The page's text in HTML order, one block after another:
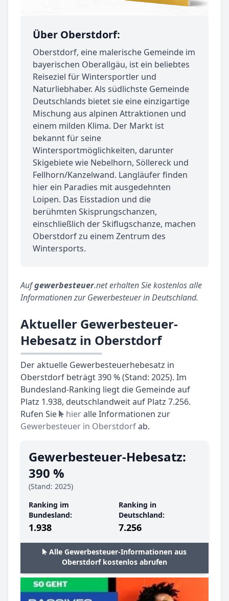
Über Oberstdorf:
Oberstdorf, eine malerische Gemeinde im
bayerischen Oberallgäu, ist ein beliebtes
Reiseziel für Wintersportler und
Naturliebhaber. Als südlichste Gemeinde
Deutschlands bietet sie eine einzigartige
Mischung aus alpinen Attraktionen und
einem milden Klima. Der Markt ist
bekannt für seine
Wintersportmöglichkeiten, darunter
Skigebiete wie Nebelhorn, Söllereck und
Fellhorn/Kanzelwand. Langläufer finden
hier ein Paradies mit ausgedehnten
Loipen. Das Eisstadion und die
berühmten Skisprungschanzen,
einschließlich der Skiflugschanze, machen
Oberstdorf zu einem Zentrum des
Wintersports.
Aufgewerbesteuer.net erhalten Sie kostenlos alle
Informationen zur Gewerbesteuer in Deutschland.
Aktueller Gewerbesteuer-
Hebesatz in Oberstdorf
Der aktuelle Gewerbesteuerhebesatz in
Oberstdorf beträgt 390 % (Stand: 2025). Im
Bundesland-Ranking liegt die Gemeinde auf
Platz 1.938, deutschlandweit auf Platz 7.256.
Rufen Sie
hieralle Informationen zur
Gewerbesteuer in Oberstdorfab.
Gewerbesteuer-Hebesatz:
390 %
(Stand: 2025)
Ranking im
Bundesland:
1.938
Ranking in
Deutschland:
7.256
Alle Gewerbesteuer-Informationen aus
Oberstdorf kostenlos abrufen